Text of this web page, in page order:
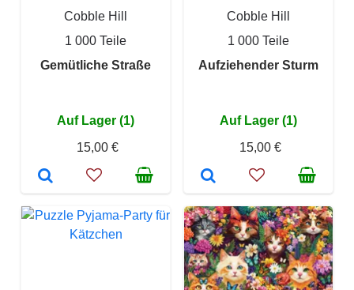
Cobble Hill
1 000 Teile
Gemütliche Straße
Auf Lager (1)
15,00 €
Cobble Hill
1 000 Teile
Aufziehender Sturm
Auf Lager (1)
15,00 €